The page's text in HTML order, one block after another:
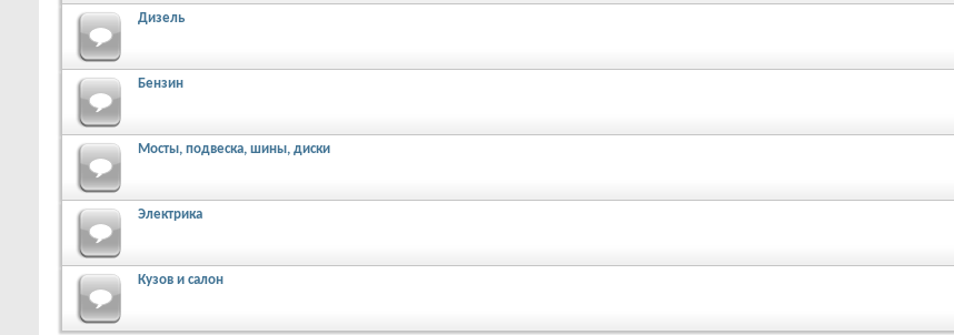
Дизель
Бензин
Мосты, подвеска, шины, диски
Электрика
Кузов и салон